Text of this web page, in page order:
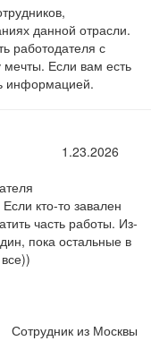
данной отрасли.
работодателя с
Если вам есть
информацией.
1.23.2026
кто-то завален
часть работы. Из-
пока остальные в
Сотрудник из Москвы